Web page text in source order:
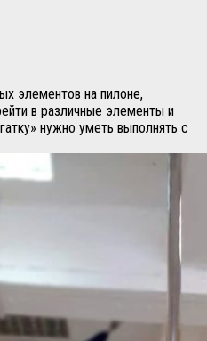
элементов на пилоне,
в различные элементы и
нужно уметь выполнять с